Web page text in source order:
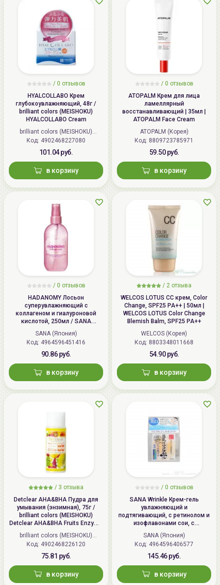
/ 0 отзывов
HYALCOLLABO Крем
глубокоувлажняющий, 48г /
brilliant colors (MEISHOKU)
HYALCOLLABO Cream
brilliant colors (MEISHOKU)
(Япония)
Код: 4902468227080
101.04 руб.
в корзину
/ 0 отзывов
ATOPALM Крем для лица
ламеллярный
восстанавливающий | 35мл |
ATOPALM Face Cream
ATOPALM (Корея)
Код: 8809723785971
59.50 руб.
в корзину
/ 0 отзывов
HADANOMY Лосьон
суперувлажняющий с
коллагеном и гиалуроновой
кислотой, 250мл / SANA
HADANOMY Collagen mist
SANA (Япония)
Код: 4964596451416
90.86 руб.
в корзину
/ 2 отзыва
WELCOS LOTUS СС крем, Color
Change, SPF25 PA++ | 50мл |
WELCOS LOTUS Color Change
Blemish Balm, SPF25 PA++
WELCOS (Корея)
Код: 8803348011668
54.90 руб.
в корзину
/ 3 отзыва
Detclear AHA&BHA Пудра для
умывания (энзимная), 75г /
brilliant colors (MEISHOKU)
Detclear AHA&BHA Fruits Enzyme
Powder Wash
brilliant colors (MEISHOKU)
(Япония)
Код: 4902468226120
75.81 руб.
в корзину
/ 0 отзывов
SANA Wrinkle Крем-гель
увлажняющий и
подтягивающий, с ретинолом и
изофлавонами сои, с
осветляющим эффектом | 100г |
Wrinkle Gel Cream (Whitening)
SANA (Япония)
Код: 4964596406577
145.46 руб.
в корзину